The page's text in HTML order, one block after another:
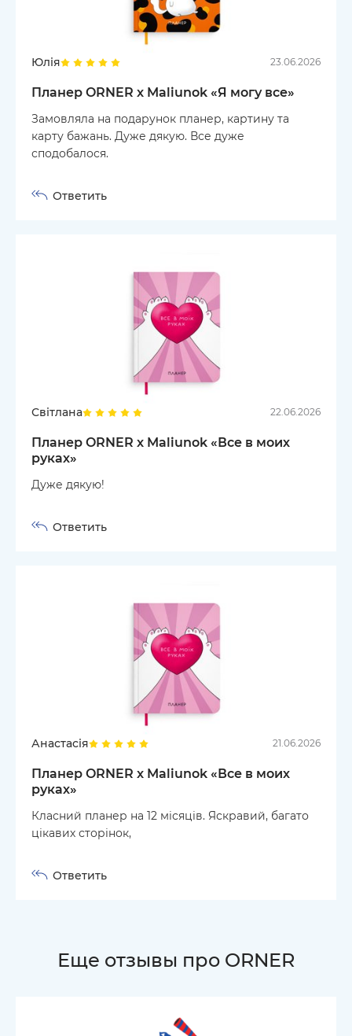
Юлія 23.06.2026
Планер ORNER x Maliunok «Я могу все»
Замовляла на подарунок планер, картину та
карту бажань. Дуже дякую. Все дуже
сподобалося.
Ответить
Світлана 22.06.2026
Планер ORNER x Maliunok «Все в моих
руках»
Дуже дякую!
Ответить
Анастасія 21.06.2026
Планер ORNER x Maliunok «Все в моих
руках»
Класний планер на 12 місяців. Яскравий, багато
цікавих сторінок,
Ответить
Еще отзывы про ORNER